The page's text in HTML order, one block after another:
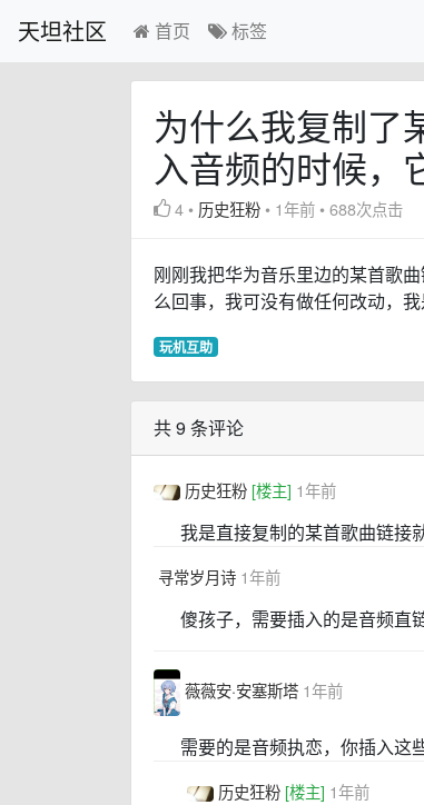
天坦社区 首页 标签
为什么我复制了
入音频的时候，
4 • 历史狂粉 • 1年前 •688次点击
刚刚我把华为音乐里边的某首歌
么回事，我可没有做任何改动，
玩机互助
共 9 条评论
历史狂粉 [楼主] 1年前
我是直接复制的某首歌曲链接
寻常岁月诗 1年前
傻孩子，需要插入的是音频直
薇薇安·安塞斯塔 1年前
需要的是音频执恋，你插入这
历史狂粉 [楼主] 1年前